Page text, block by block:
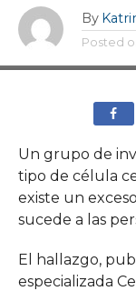
By
Posted
Un grupo de
tipo de célula
existe un
sucede a las
El hallazgo,
especializada